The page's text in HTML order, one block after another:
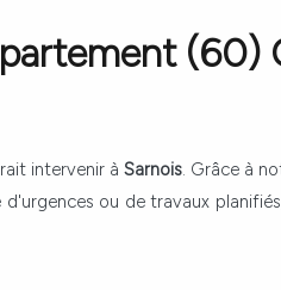
(60)
intervenir à Sarnois. Grâce à
ou de travaux